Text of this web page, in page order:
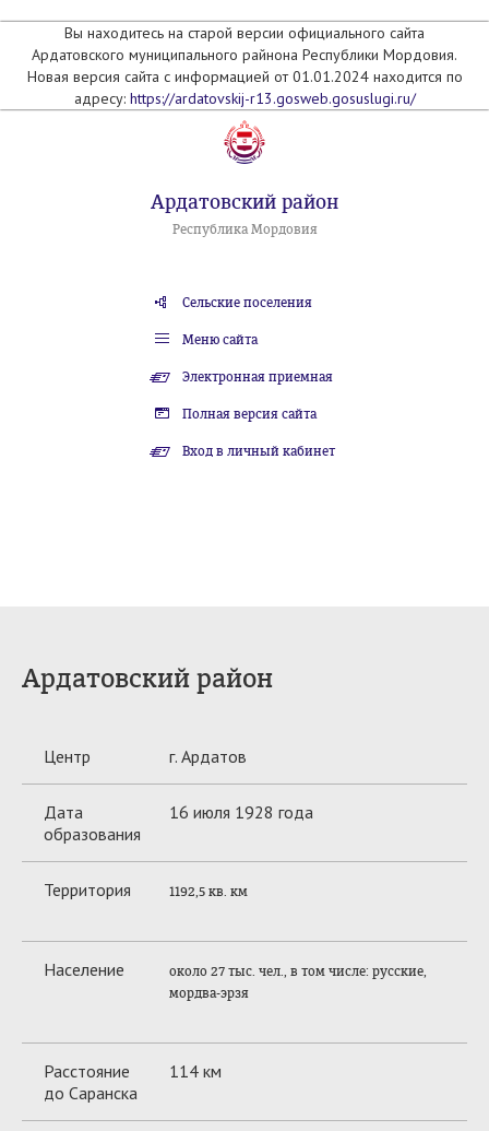
Вы находитесь на старой версии официального сайта
Ардатовского муниципального райнона Республики Мордовия.
Новая версия сайта с информацией от 01.01.2024 находится по
адресу: https://ardatovskij-r13.gosweb.gosuslugi.ru/
Ардатовский район
Республика Мордовия
Сельские поселения
Меню сайта
Электронная приемная
Полная версия сайта
Вход в личный кабинет
Ардатовский район
Центр г. Ардатов
Дата
образования
16 июля 1928 года
Территория 1192,5 кв. км
Население около 27 тыс. чел., в том числе: русские,
мордва-эрзя
Расстояние
до Саранска
114 км